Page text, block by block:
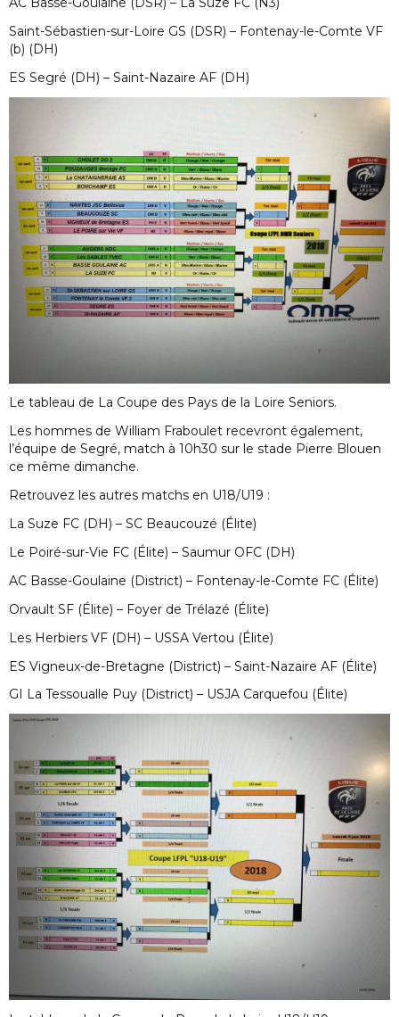
Saint-Sébastien-sur-Loire GS (DSR) – Fontenay-le-Comte VF
(b) (DH)
ES Segré (DH) – Saint-Nazaire AF (DH)
Le tableau de La Coupe des Pays de la Loire Seniors.
Les hommes de William Fraboulet recevront également,
l’équipe de Segré, match à 10h30 sur le stade Pierre Blouen
ce même dimanche.
Retrouvez les autres matchs en U18/U19 :
La Suze FC (DH) – SC Beaucouzé (Élite)
Le Poiré-sur-Vie FC (Élite) – Saumur OFC (DH)
AC Basse-Goulaine (District) – Fontenay-le-Comte FC (Élite)
Orvault SF (Élite) – Foyer de Trélazé (Élite)
Les Herbiers VF (DH) – USSA Vertou (Élite)
ES Vigneux-de-Bretagne (District) – Saint-Nazaire AF (Élite)
GI La Tessoualle Puy (District) – USJA Carquefou (Élite)